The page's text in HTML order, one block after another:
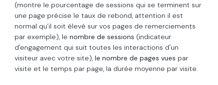
(montre le pourcentage de sessions qui se terminent sur
une page précise le taux de rebond, attention il est
normal qu’il soit élevé sur vos pages de remerciements
par exemple), le nombre de sessions (indicateur
d'engagement qui suit toutes les interactions d'un
visiteur avec votre site), le nombre de pages vues par
visite et le temps par page, la durée moyenne par visite.